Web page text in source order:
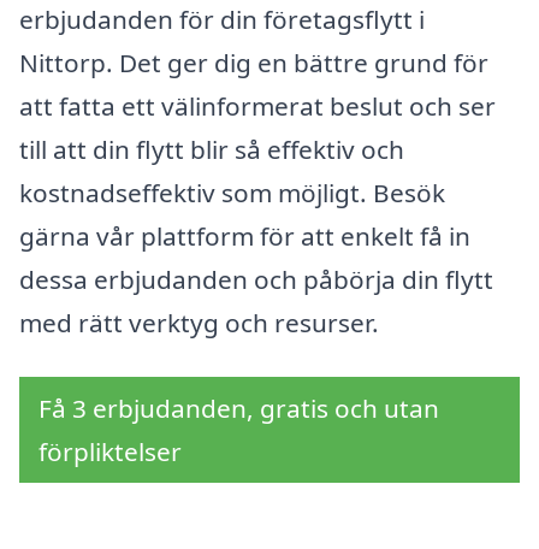
erbjudanden för din företagsflytt i
Nittorp. Det ger dig en bättre grund för
att fatta ett välinformerat beslut och ser
till att din flytt blir så effektiv och
kostnadseffektiv som möjligt. Besök
gärna vår plattform för att enkelt få in
dessa erbjudanden och påbörja din flytt
med rätt verktyg och resurser.
Få 3 erbjudanden, gratis och utan
förpliktelser